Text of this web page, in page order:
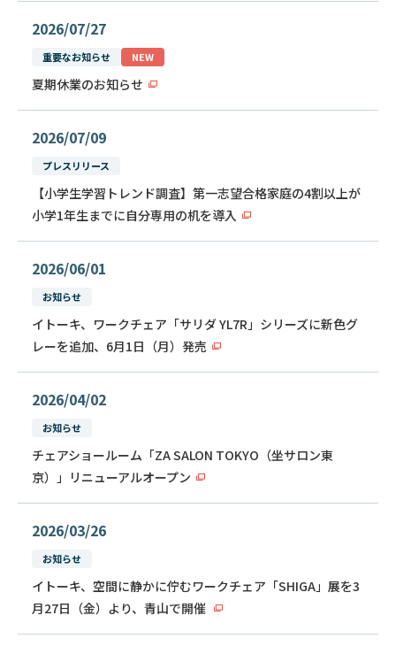
2026/07/27
重要なお知らせ NEW
夏期休業のお知らせ
2026/07/09
プレスリリース
【小学生学習トレンド調査】第一志望合格家庭の4割以上が
小学1年生までに自分専用の机を導入
2026/06/01
お知らせ
イトーキ、ワークチェア「サリダ YL7R」シリーズに新色グ
レーを追加、6月1日（月）発売
2026/04/02
お知らせ
チェアショールーム「ZA SALON TOKYO（坐サロン東
京）」リニューアルオープン
2026/03/26
お知らせ
イトーキ、空間に静かに佇むワークチェア「SHIGA」展を3
月27日（金）より、青山で開催